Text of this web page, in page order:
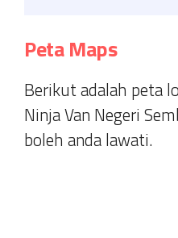
Peta Maps
Berikut adalah peta
Ninja Van Negeri
boleh anda lawati.